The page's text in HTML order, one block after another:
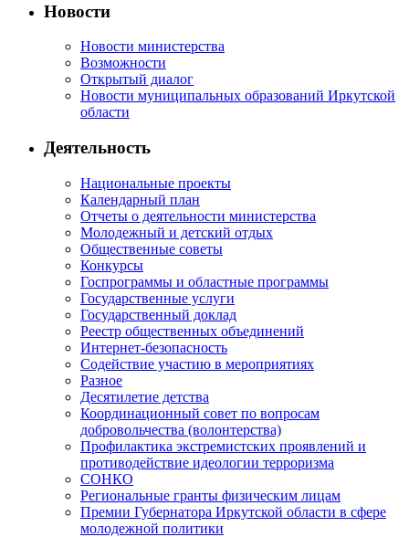
Новости
Новости министерства
Возможности
Открытый диалог
Новости муниципальных образований Иркутской
области
Деятельность
Национальные проекты
Календарный план
Отчеты о деятельности министерства
Молодежный и детский отдых
Общественные советы
Конкурсы
Госпрограммы и областные программы
Государственные услуги
Государственный доклад
Реестр общественных объединений
Интернет-безопасность
Содействие участию в мероприятиях
Разное
Десятилетие детства
Координационный совет по вопросам
добровольчества (волонтерства)
Профилактика экстремистских проявлений и
противодействие идеологии терроризма
СОНКО
Региональные гранты физическим лицам
Премии Губернатора Иркутской области в сфере
молодежной политики